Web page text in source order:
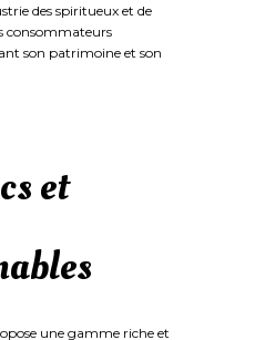
des spiritueux et de
consommateurs
son patrimoine et son
et
une gamme riche et